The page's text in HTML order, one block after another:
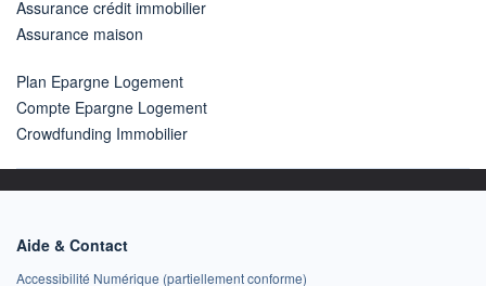
Assurance crédit immobilier
Assurance maison
Plan Epargne Logement
Compte Epargne Logement
Crowdfunding Immobilier
Aide & Contact
Accessibilité Numérique (partiellement conforme)